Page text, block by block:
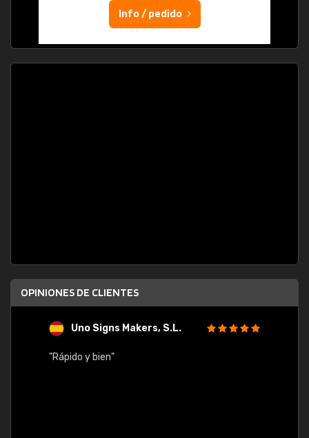
Info / pedido
OPINIONES DE CLIENTES
Uno Signs Makers, S.L.
"Rápido y bien"